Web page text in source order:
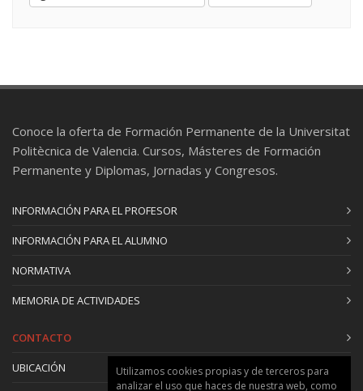
Conoce la oferta de Formación Permanente de la Universitat
Politècnica de Valencia. Cursos, Másteres de Formación
Permanente y Diplomas, Jornadas y Congresos.
INFORMACIÓN PARA EL PROFESOR
INFORMACIÓN PARA EL ALUMNO
NORMATIVA
MEMORIA DE ACTIVIDADES
CONTACTO
UBICACIÓN
Utilizamos cookies propias y de terceros para
analizar el uso que haces de nuestra web, como